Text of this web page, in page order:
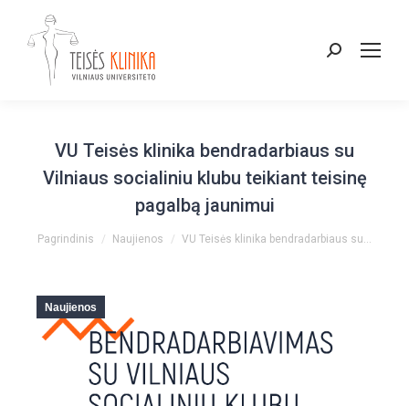
Paieška:
VU Teisės klinika bendradarbiaus su
Vilniaus socialiniu klubu teikiant teisinę
pagalbą jaunimui
You are here:
Pagrindinis Naujienos VU Teisės klinika bendradarbiaus su…
Naujienos